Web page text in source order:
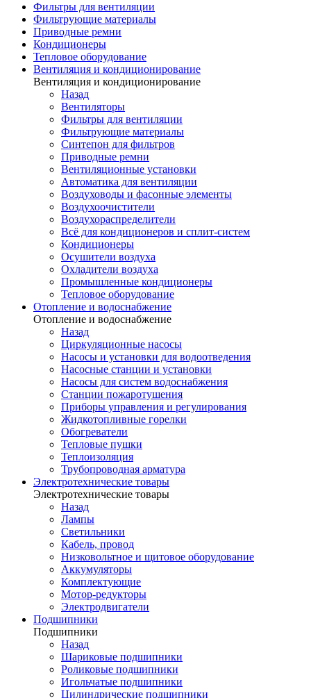
Фильтры для вентиляции
Фильтрующие материалы
Приводные ремни
Кондиционеры
Тепловое оборудование
Вентиляция и кондиционирование
Вентиляция и кондиционирование
Назад
Вентиляторы
Фильтры для вентиляции
Фильтрующие материалы
Синтепон для фильтров
Приводные ремни
Вентиляционные установки
Автоматика для вентиляции
Воздуховоды и фасонные элементы
Воздухоочистители
Воздухораспределители
Всё для кондиционеров и сплит-систем
Кондиционеры
Осушители воздуха
Охладители воздуха
Промышленные кондиционеры
Тепловое оборудование
Отопление и водоснабжение
Отопление и водоснабжение
Назад
Циркуляционные насосы
Насосы и установки для водоотведения
Насосные станции и установки
Насосы для систем водоснабжения
Станции пожаротушения
Приборы управления и регулирования
Жидкотопливные горелки
Обогреватели
Тепловые пушки
Теплоизоляция
Трубопроводная арматура
Электротехнические товары
Электротехнические товары
Назад
Лампы
Светильники
Кабель, провод
Низковольтное и щитовое оборудование
Аккумуляторы
Комплектующие
Мотор-редукторы
Электродвигатели
Подшипники
Подшипники
Назад
Шариковые подшипники
Роликовые подшипники
Игольчатые подшипники
Цилиндрические подшипники